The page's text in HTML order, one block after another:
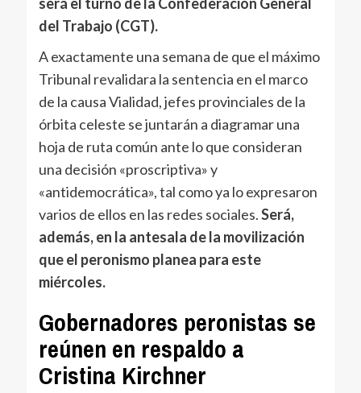
del Trabajo (CGT).
A exactamente una semana de que el máximo
Tribunal revalidara la sentencia en el marco
de la causa Vialidad, jefes provinciales de la
órbita celeste se juntarán a diagramar una
hoja de ruta común ante lo que consideran
una decisión «proscriptiva» y
«antidemocrática», tal como ya lo expresaron
varios de ellos en las redes sociales.Será,
además, en la antesala de la movilización
que el peronismo planea para este
miércoles.
Gobernadores peronistas se
reúnen en respaldo a
Cristina Kirchner